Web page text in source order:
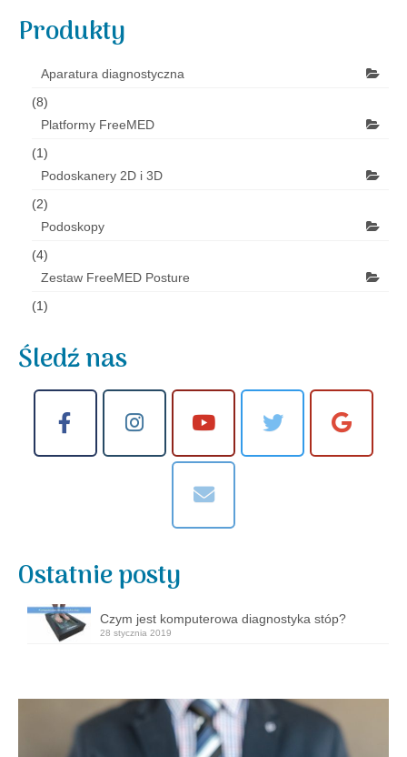
Aktualności
Produkty
Aparatura diagnostyczna
(8)
Platformy FreeMED
(1)
Podoskanery 2D i 3D
(2)
Podoskopy
(4)
Zestaw FreeMED Posture
(1)
Śledź nas
Ostatnie posty
Czym jest komputerowa diagnostyka stóp?
28 stycznia 2019